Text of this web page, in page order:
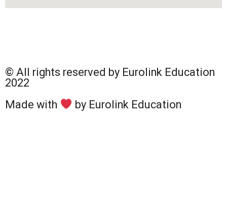
© All rights reserved by Eurolink Education
2022
Made with
by Eurolink Education